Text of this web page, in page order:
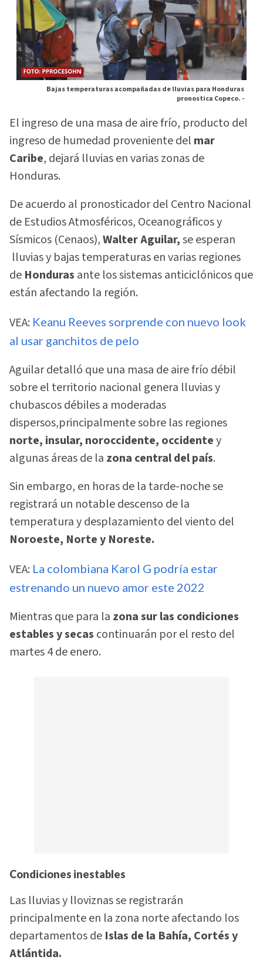
Bajas temperaturas acompañadas de lluvias para Honduras
pronostica Copeco. -
El ingreso de una masa de aire frío, producto del
ingreso de humedad proveniente del mar
Caribe, dejará lluvias en varias zonas de
Honduras.
De acuerdo al pronosticador del Centro Nacional
de Estudios Atmosféricos, Oceanográficos y
Sísmicos (Cenaos),Walter Aguilar,se esperan
lluvias y bajas temperaturas en varias regiones
de Honduras ante los sistemas anticiclónicos que
están afectando la región.
VEA: Keanu Reeves sorprende con nuevo look
al usar ganchitos de pelo
Aguilar detalló que una masa de aire frío débil
sobre el territorio nacional genera lluvias y
chubascos débiles a moderadas
dispersos,principalmente sobre las regiones
norte, insular, noroccidente, occidentey
algunas áreas de la zona central del país.
Sin embargo, en horas de la tarde-noche se
registrará un notable descenso de la
temperatura y desplazamiento del viento del
Noroeste, Norte y Noreste.
VEA: La colombiana Karol G podría estar
estrenando un nuevo amor este 2022
Mientras que para la zona sur las condiciones
estables y secas continuarán por el resto del
martes 4 de enero.
Condiciones inestables
Las lluvias y lloviznas se registrarán
principalmente en la zona norte afectando los
departamentos de Islas de la Bahía, Cortés y
Atlántida.